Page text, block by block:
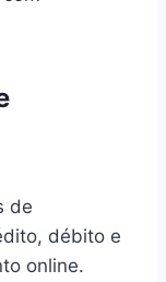
de
débito e
online.